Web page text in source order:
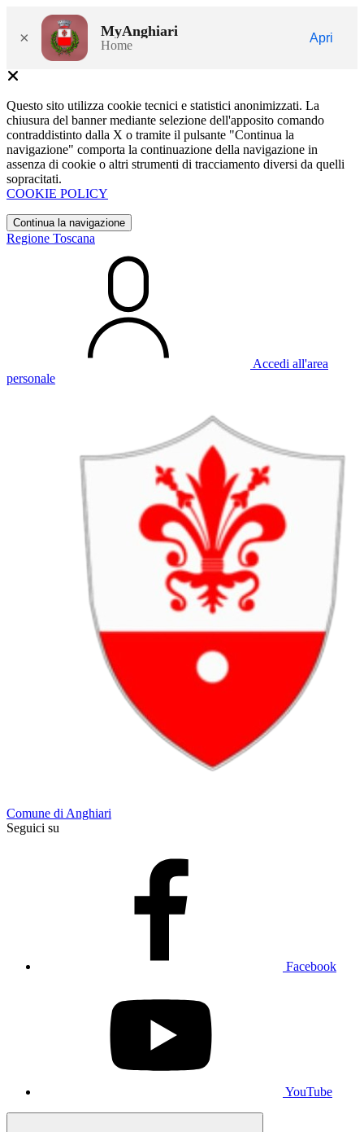
× MyAnghiari
Home
Apri
Questo sito utilizza cookie tecnici e statistici anonimizzati. La
chiusura del banner mediante selezione dell'apposito comando
contraddistinto dalla X o tramite il pulsante "Continua la
navigazione" comporta la continuazione della navigazione in
assenza di cookie o altri strumenti di tracciamento diversi da quelli
sopracitati.
COOKIE POLICY
Continua la navigazione
Regione Toscana
Accedi all'area
personale
Comune di Anghiari
Seguici su
Facebook
YouTube